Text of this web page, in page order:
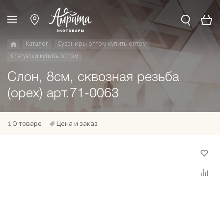
Каталог
Сувениры оптом купить оптом
Статуэтки купить оптом
Слон, 8см, сквозная резьба
(орех) арт.71-0063
О товаре Цена и заказ